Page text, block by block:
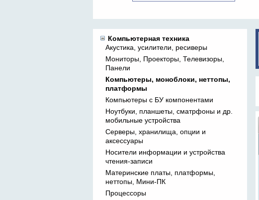
Компьютерная техника
Акустика, усилители, ресиверы
Мониторы, Проекторы, Телевизоры,
Панели
Компьютеры, моноблоки, неттопы,
платформы
Компьютеры с БУ компонентами
Ноутбуки, планшеты, сматрфоны и др.
мобильные устройства
Серверы, хранилища, опции и
аксессуары
Носители информации и устройства
чтения-записи
Материнские платы, платформы,
неттопы, Мини-ПК
Процессоры